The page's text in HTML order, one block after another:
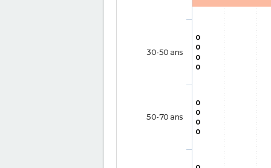
0
0
0
0
0
0
0
0
30-50 ans
50-70 ans